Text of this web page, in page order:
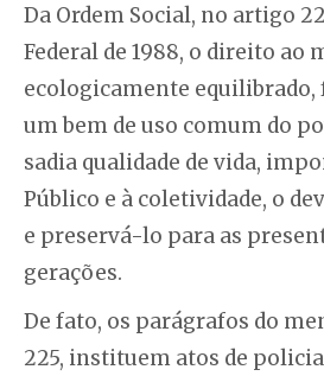
Da Ordem Social, no artigo
Federal de 1988, o direito ao
ecologicamente
um bem de uso comum do
sadia qualidade de vida,
Público e à coletividade, o
e preservá-lo para as
gerações.
De fato, os parágrafos do
225, instituem atos de